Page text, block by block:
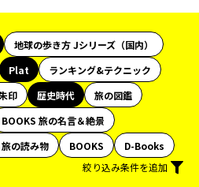
地球の歩き方 Jシリーズ（国内）
Plat
ランキング&テクニック
印 歴史時代
旅の図鑑
BOOKS 旅の名言＆絶景
の読み物 BOOKS
D-Books
絞り込み条件を追加